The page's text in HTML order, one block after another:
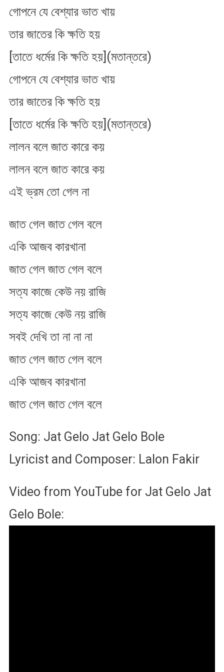
গোপনে যে বেশ্যার ভাত খায়
তার জাতের কি ক্ষতি হয়
[তাতে ধর্মের কি ক্ষতি হয়](মতান্তরে)
গোপনে যে বেশ্যার ভাত খায়
তার জাতের কি ক্ষতি হয়
[তাতে ধর্মের কি ক্ষতি হয়](মতান্তরে)
লালন বলে জাত কারে কয়
লালন বলে জাত কারে কয়
এই ভ্রম তো গেল না
জাত গেল জাত গেল বলে
একি আজব কারখানা
জাত গেল জাত গেল বলে
সত্য কাজে কেউ নয় রাজি
সত্য কাজে কেউ নয় রাজি
সবই দেখি তা না না না
জাত গেল জাত গেল বলে
একি আজব কারখানা
জাত গেল জাত গেল বলে
Song: Jat Gelo Jat Gelo Bole
Lyricist and Composer: Lalon Fakir
Video from YouTube for Jat Gelo Jat
Gelo Bole: